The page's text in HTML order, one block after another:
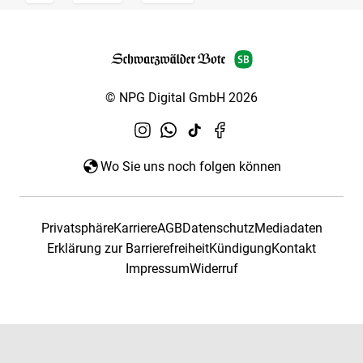
© NPG Digital GmbH 2026
Wo Sie uns noch folgen können
PrivatsphäreKarriereAGBDatenschutzMediadaten
Erklärung zur BarrierefreiheitKündigungKontakt
ImpressumWiderruf